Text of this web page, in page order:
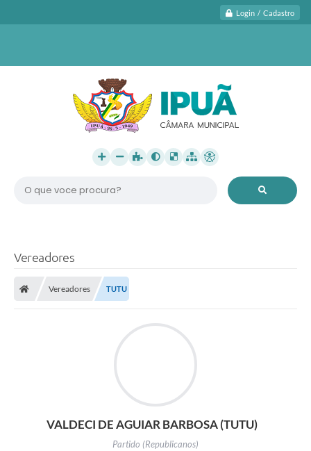
Login / Cadastro
O que voce procura?
Vereadores
Vereadores TUTU
VALDECI DE AGUIAR BARBOSA (TUTU)
Partido (Republicanos)